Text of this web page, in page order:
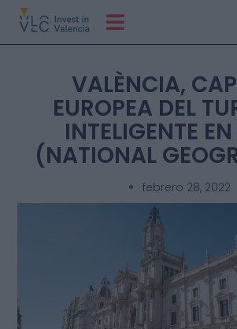
VALÈNCIA,
EUROPEA DEL
INTELIGENTE
(NATIONAL
febrero 28, 2022